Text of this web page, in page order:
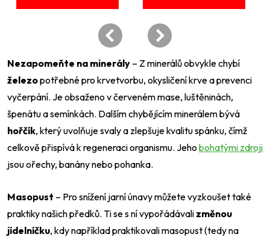
Nezapomeňte na minerály – Z minerálů obvykle chybí
železopotřebné pro krvetvorbu, okysličení krve a prevenci
vyčerpání. Je obsaženo v červeném mase, luštěninách,
špenátu a semínkách. Dalším chybějícím minerálem bývá
hořčík, který uvolňuje svaly a zlepšuje kvalitu spánku, čímž
celkově přispívá k regeneraci organismu. Jeho bohatými zdroji
jsou ořechy, banány nebo pohanka.
Masopust – Pro snížení jarní únavy můžete vyzkoušet také
praktiky našich předků. Ti se s ní vypořádávali změnou
jídelníčku, kdy například praktikovali masopust (tedy na